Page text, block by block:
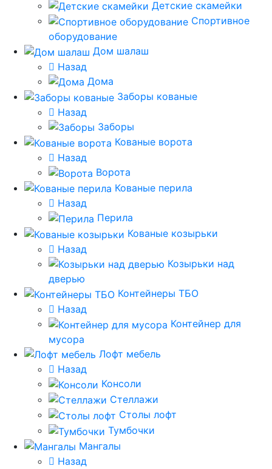
Детские скамейки
Спортивное
оборудование
Дом шалаш
Назад
Дома
Заборы кованые
Назад
Заборы
Кованые ворота
Назад
Ворота
Кованые перила
Назад
Перила
Кованые козырьки
Назад
Козырьки над
дверью
Контейнеры ТБО
Назад
Контейнер для
мусора
Лофт мебель
Назад
Консоли
Стеллажи
Столы лофт
Тумбочки
Мангалы
Назад